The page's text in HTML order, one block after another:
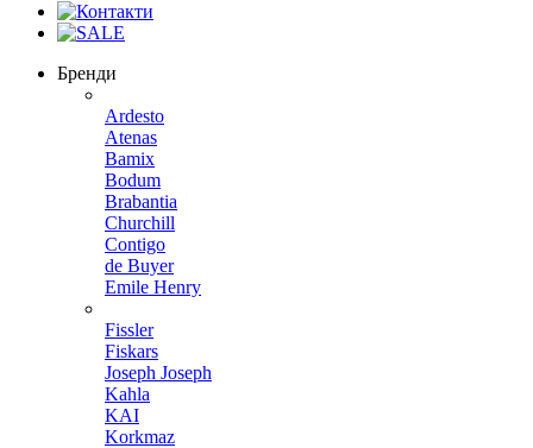
Бренди
Ardesto
Atenas
Bamix
Bodum
Brabantia
Churchill
Contigo
de Buyer
Emile Henry
Fissler
Fiskars
Joseph Joseph
Kahla
KAI
Korkmaz